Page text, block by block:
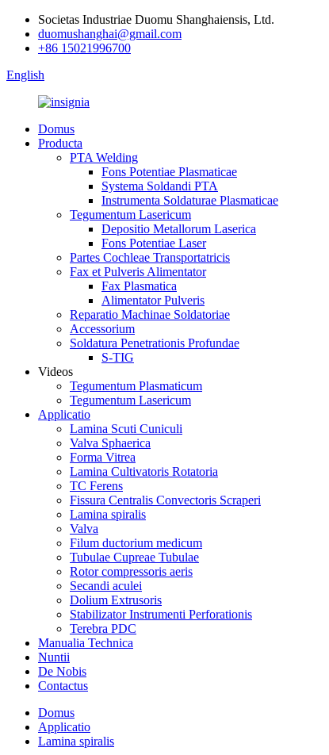
Societas Industriae Duomu Shanghaiensis, Ltd.
duomushanghai@gmail.com
+86 15021996700
English
Domus
Producta
PTA Welding
Fons Potentiae Plasmaticae
Systema Soldandi PTA
Instrumenta Soldaturae Plasmaticae
Tegumentum Lasericum
Depositio Metallorum Laserica
Fons Potentiae Laser
Partes Cochleae Transportatricis
Fax et Pulveris Alimentator
Fax Plasmatica
Alimentator Pulveris
Reparatio Machinae Soldatoriae
Accessorium
Soldatura Penetrationis Profundae
S-TIG
Videos
Tegumentum Plasmaticum
Tegumentum Lasericum
Applicatio
Lamina Scuti Cuniculi
Valva Sphaerica
Forma Vitrea
Lamina Cultivatoris Rotatoria
TC Ferens
Fissura Centralis Convectoris Scraperi
Lamina spiralis
Valva
Filum ductorium medicum
Tubulae Cupreae Tubulae
Rotor compressoris aeris
Secandi aculei
Dolium Extrusoris
Stabilizator Instrumenti Perforationis
Terebra PDC
Manualia Technica
Nuntii
De Nobis
Contactus
Domus
Applicatio
Lamina spiralis